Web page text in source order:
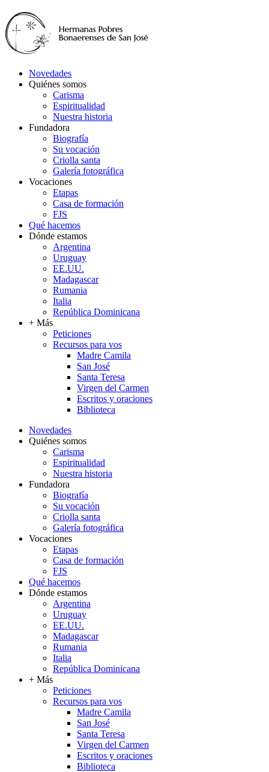
Novedades
Quiénes somos
Carisma
Espiritualidad
Nuestra historia
Fundadora
Biografía
Su vocación
Criolla santa
Galería fotográfica
Vocaciones
Etapas
Casa de formación
FJS
Qué hacemos
Dónde estamos
Argentina
Uruguay
EE.UU.
Madagascar
Rumania
Italia
República Dominicana
+ Más
Peticiones
Recursos para vos
Madre Camila
San José
Santa Teresa
Virgen del Carmen
Escritos y oraciones
Biblioteca
Novedades
Quiénes somos
Carisma
Espiritualidad
Nuestra historia
Fundadora
Biografía
Su vocación
Criolla santa
Galería fotográfica
Vocaciones
Etapas
Casa de formación
FJS
Qué hacemos
Dónde estamos
Argentina
Uruguay
EE.UU.
Madagascar
Rumania
Italia
República Dominicana
+ Más
Peticiones
Recursos para vos
Madre Camila
San José
Santa Teresa
Virgen del Carmen
Escritos y oraciones
Biblioteca